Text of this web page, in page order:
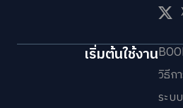
เริ่มต้นใช้งาน
วิธีก
ระบ